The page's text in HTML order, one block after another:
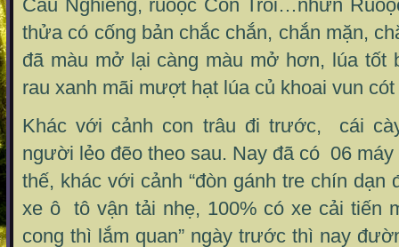
Cầu Nghiêng, ruoộc Cồn Trói…nhữn
thửa có cống bản chắc chắn, chắn mặn,
đã màu mở lại càng màu mở hơn, lúa tốt
rau xanh mãi mượt hạt lúa củ khoai vun
Khác với cảnh con trâu đi trước, cái
người lẻo đẽo theo sau. Nay đã có 06 máy
thế, khác với cảnh “đòn gánh tre chín dạn
xe ô tô vận tải nhẹ, 100% có xe cải tiến
cong thì lắm quan” ngày trước thì nay